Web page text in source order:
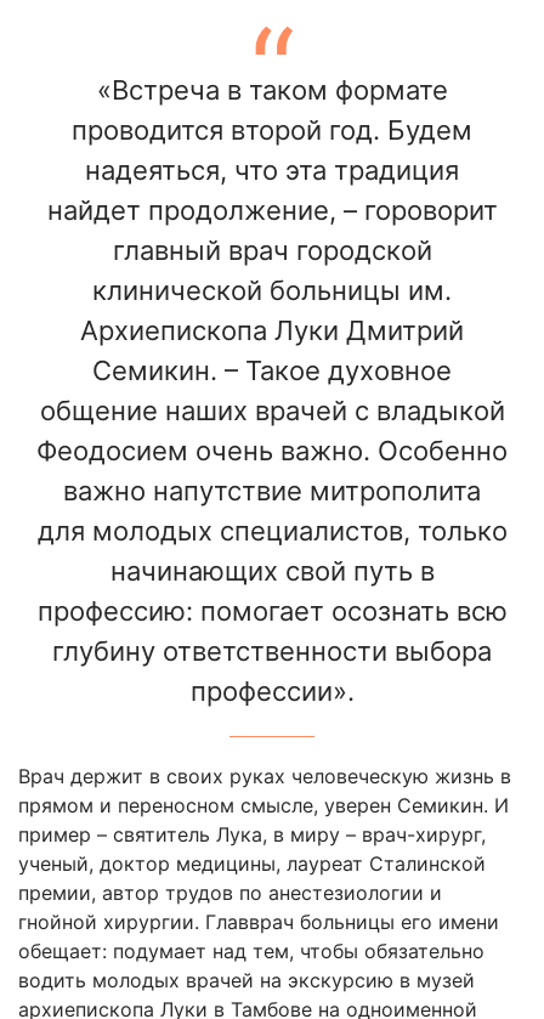
«Встреча в таком формате
проводится второй год. Будем
надеяться, что эта традиция
найдет продолжение, – гороворит
главный врач городской
клинической больницы им.
Архиепископа Луки Дмитрий
Семикин. – Такое духовное
общение наших врачей с владыкой
Феодосием очень важно. Особенно
важно напутствие митрополита
для молодых специалистов, только
начинающих свой путь в
профессию: помогает осознать всю
глубину ответственности выбора
профессии».
Врач держит в своих руках человеческую жизнь в
прямом и переносном смысле, уверен Семикин. И
пример – святитель Лука, в миру – врач-хирург,
ученый, доктор медицины, лауреат Сталинской
премии, автор трудов по анестезиологии и
гнойной хирургии. Главврач больницы его имени
обещает: подумает над тем, чтобы обязательно
водить молодых врачей на экскурсию в музей
архиепископа Луки в Тамбове на одноименной